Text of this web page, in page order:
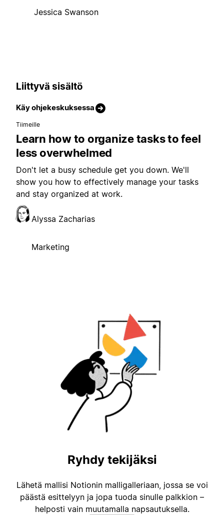
Jessica Swanson
Liittyvä sisältö
Käy ohjekeskuksessa
Tiimeille
Learn how to organize tasks to feel
less overwhelmed
Don't let a busy schedule get you down. We'll
show you how to effectively manage your tasks
and stay organized at work.
Alyssa Zacharias
Marketing
Ryhdy tekijäksi
Lähetä mallisi Notionin malligalleriaan, jossa se voi
päästä esittelyyn ja jopa tuoda sinulle palkkion –
helposti vain muutamalla napsautuksella.